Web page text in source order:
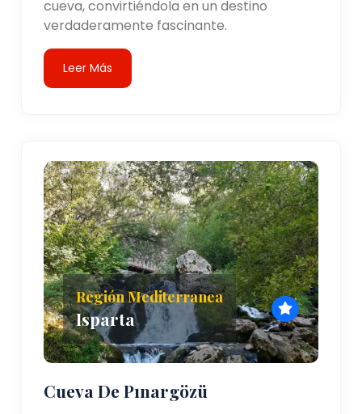
cueva, convirtiéndola en un destino
verdaderamente fascinante.
Leer Más
Región Mediterranea
Isparta
Cueva De Pınargözü